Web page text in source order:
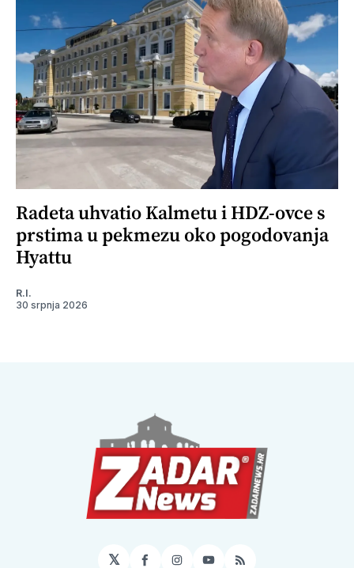
Radeta uhvatio Kalmetu i HDZ-ovce s
prstima u pekmezu oko pogodovanja
Hyattu
R.I.
30 srpnja 2026
𝕏